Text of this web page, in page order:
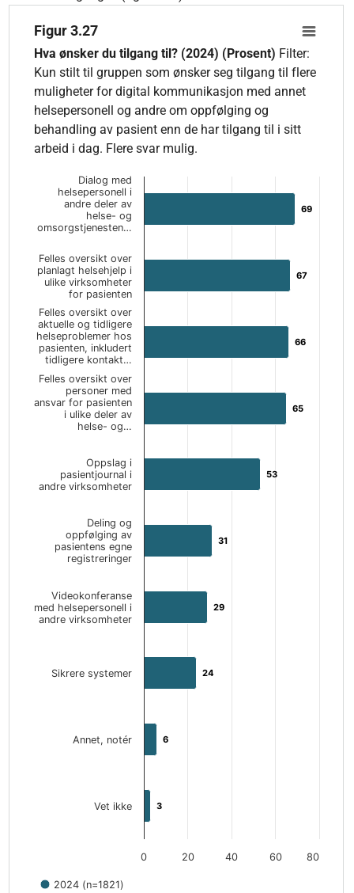
Figur 3.27
Bar chart with 10 bars.
Hva ønsker du tilgang til? (2024) (Prosent) Filter: Kun stilt
The chart has 1 X axis displaying categories.
The chart has 1 Y axis displaying values. Data ranges from 3
Figur 3.27
Hva ønsker du tilgang til? (2024) (Prosent) Filter:
Kun stilt til gruppen som ønsker seg tilgang til flere
muligheter for digital kommunikasjon med annet
helsepersonell og andre om oppfølging og
behandling av pasient enn de har tilgang til i sitt
arbeid i dag. Flere svar mulig.
69
69
67
67
66
66
65
65
53
53
31
31
29
29
24
24
6
6
3
3
2024 (n=1821)
Dialog med
helsepersonell i
andre deler av
helse- og
omsorgstjenesten…
Felles oversikt over
planlagt helsehjelp i
ulike virksomheter
for pasienten
Felles oversikt over
aktuelle og tidligere
helseproblemer hos
pasienten, inkludert
tidligere kontakt…
Felles oversikt over
personer med
ansvar for pasienten
i ulike deler av
helse- og…
Oppslag i
pasientjournal i
andre virksomheter
Deling og
oppfølging av
pasientens egne
registreringer
Videokonferanse
med helsepersonell i
andre virksomheter
Sikrere systemer
Annet, notér
Vet ikke
0 20 40 60 80